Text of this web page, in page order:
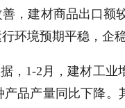
，建材商品出口
环境预期平稳，企
，1-2月，建材工业
品产量同比下降